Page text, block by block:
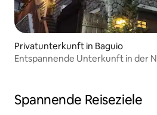
Privatunterkunft in Baguio
Entspannende Unterkunft in der
Spannende Reiseziele